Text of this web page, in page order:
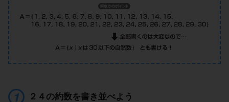
２４の約数を書き並べよう